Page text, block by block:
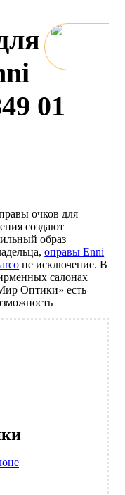
01
очков для
создают
образ
оправы Enni
не исключение. В
салонах
Оптики» есть